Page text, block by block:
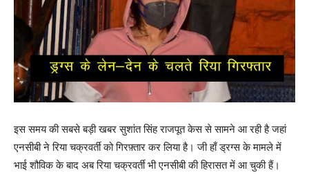
इस समय की सबसे बड़ी खबर सुशांत सिंह राजपूत केस से सामने आ रही है जहां
एनसीबी ने रिया चक्रवर्ती को गिरफ़्तार कर लिया है। जी हाँ ड्रग्स के मामले में
भाई शौविक के बाद अब रिया चक्रवर्ती भी एनसीबी की हिरासत में आ चुकी हैं।